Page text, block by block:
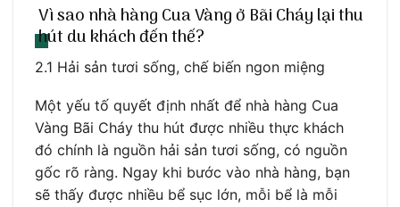
Vì sao nhà hàng Cua Vàng ở Bãi Cháy lại thu
hút du khách đến thế?
2.1 Hải sản tươi sống, chế biến ngon miệng
Một yếu tố quyết định nhất để nhà hàng Cua
Vàng Bãi Cháy thu hút được nhiều thực khách
đó chính là nguồn hải sản tươi sống, có nguồn
gốc rõ ràng. Ngay khi bước vào nhà hàng, bạn
sẽ thấy được nhiều bể sục lớn, mỗi bể là mỗi